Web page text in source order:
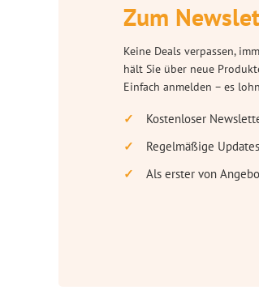
Zum
Keine Deals verpassen,
hält Sie über neue
Einfach anmelden – es
Kostenloser
Regelmäßige
Als erster von